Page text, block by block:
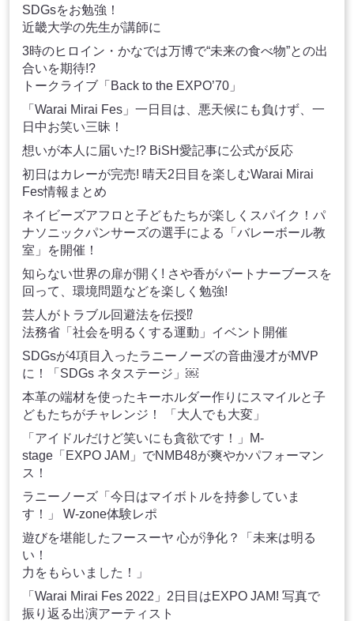
SDGsをお勉強！
近畿大学の先生が講師に
3時のヒロイン・かなでは万博で“未来の食べ物”との出
合いを期待!?
トークライブ「Back to the EXPO’70」
「Warai Mirai Fes」一日目は、悪天候にも負けず、一
日中お笑い三昧！
想いが本人に届いた!? BiSH愛記事に公式が反応
初日はカレーが完売! 晴天2日目を楽しむWarai Mirai
Fes情報まとめ
ネイビーズアフロと子どもたちが楽しくスパイク！パ
ナソニックパンサーズの選手による「バレーボール教
室」を開催！
知らない世界の扉が開く! さや香がパートナーブースを
回って、環境問題などを楽しく勉強!
芸人がトラブル回避法を伝授⁉
法務省「社会を明るくする運動」イベント開催
SDGsが4項目入ったラニーノーズの音曲漫才がMVP
に！「SDGs ネタステージ」￼
本革の端材を使ったキーホルダー作りにスマイルと子
どもたちがチャレンジ！ 「大人でも大変」
「アイドルだけど笑いにも貪欲です！」M-
stage「EXPO JAM」でNMB48が爽やかパフォーマン
ス！
ラニーノーズ「今日はマイボトルを持参していま
す！」 W-zone体験レポ
遊びを堪能したフースーヤ 心が浄化？「未来は明る
い！
力をもらいました！」
「Warai Mirai Fes 2022」2日目はEXPO JAM! 写真で
振り返る出演アーティスト